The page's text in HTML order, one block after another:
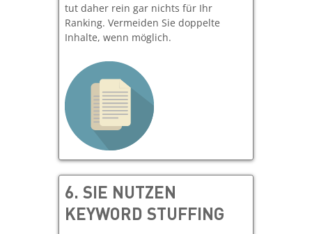
tut daher rein gar nichts für Ihr
Ranking. Vermeiden Sie doppelte
Inhalte, wenn möglich.
6. SIE NUTZEN
KEYWORD STUFFING